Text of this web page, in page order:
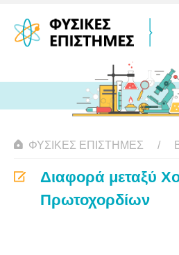
ΦΥΣΙΚΈΣ ΕΠΙΣΤΉΜΕΣ
Διαφορά μεταξύ
Πρωτοχορδίων